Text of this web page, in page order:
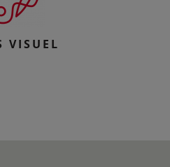
VISUEL